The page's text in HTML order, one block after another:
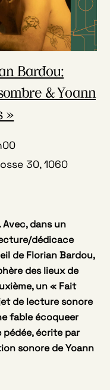
Bardou:
& Yoann
»
30, 1060
dans un
dédicace
de Florian Bardou,
des lieux de
un « Fait
de lecture sonore
fable écoqueer
écrite par
sonore de Yoann